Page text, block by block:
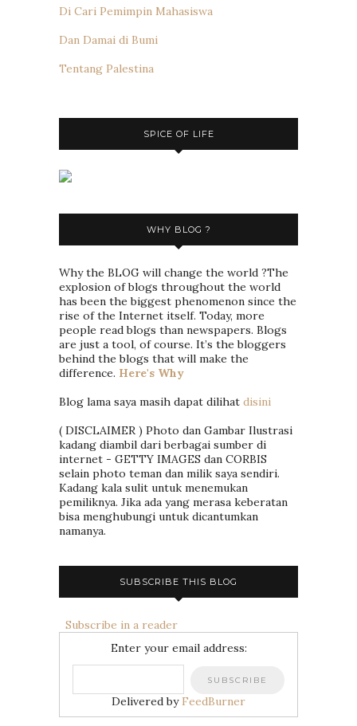
Di Cari Pemimpin Mahasiswa
Dan Damai di Bumi
Tentang Palestina
SPICE OF LIFE
WHY BLOG ?
Why the BLOG will change the world ?The
explosion of blogs throughout the world
has been the biggest phenomenon since the
rise of the Internet itself. Today, more
people read blogs than newspapers. Blogs
are just a tool, of course. It’s the bloggers
behind the blogs that will make the
difference. Here's Why
Blog lama saya masih dapat dilihat disini
( DISCLAIMER ) Photo dan Gambar Ilustrasi
kadang diambil dari berbagai sumber di
internet - GETTY IMAGES dan CORBIS
selain photo teman dan milik saya sendiri.
Kadang kala sulit untuk menemukan
pemiliknya. Jika ada yang merasa keberatan
bisa menghubungi untuk dicantumkan
namanya.
SUBSCRIBE THIS BLOG
Subscribe in a reader
Enter your email address:
Delivered by FeedBurner